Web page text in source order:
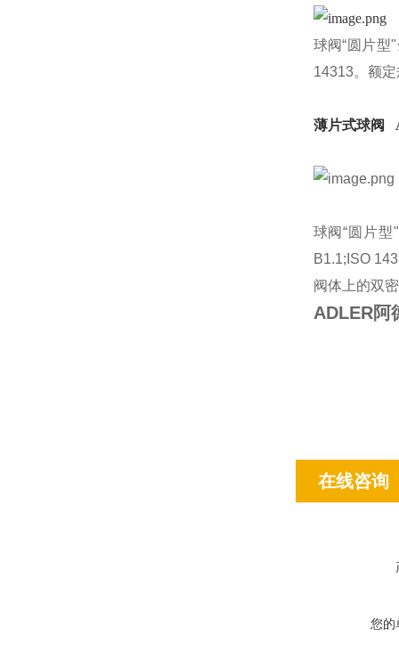
球阀“圆片型
14313。额
薄片式球阀
球阀“圆片型
B1.1;ISO
阀体上的双
ADLER阿
在线咨询
您的